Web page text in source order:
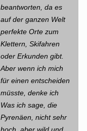
beantworten, da es
auf der ganzen Welt
perfekte Orte zum
Klettern, Skifahren
oder Erkunden gibt.
Aber wenn ich mich
für einen entscheiden
müsste, denke ich
Was ich sage, die
Pyrenäen, nicht sehr